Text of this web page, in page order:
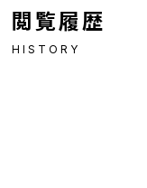
閲覧履歴
HISTORY